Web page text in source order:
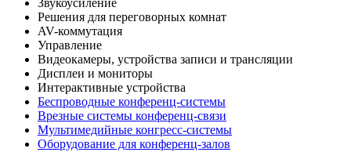
Звукоусиление
Решения для переговорных комнат
AV-коммутация
Управление
Видеокамеры, устройства записи и трансляции
Дисплеи и мониторы
Интерактивные устройства
Беспроводные конференц-системы
Врезные системы конференц-связи
Мультимедийные конгресс-системы
Оборудование для конференц-залов